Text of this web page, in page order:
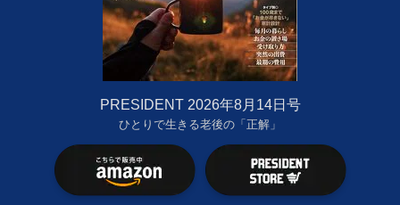
PRESIDENT 2026年8月14日号
ひとりで生きる老後の「正解」